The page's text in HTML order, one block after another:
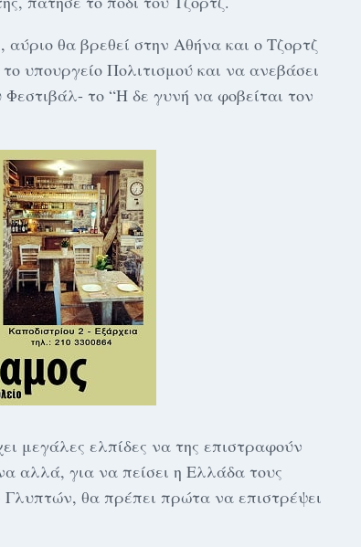
θα βρεθεί στην Αθήνα και ο Τζορτζ
υπουργείο Πολιτισμού και να ανεβάσει
το “Η δε γυνή να φοβείται τον
μεγάλες ελπίδες να της επιστραφούν
αλλά, για να πείσει η Ελλάδα τους
Γλυπτών, θα πρέπει πρώτα να επιστρέψει